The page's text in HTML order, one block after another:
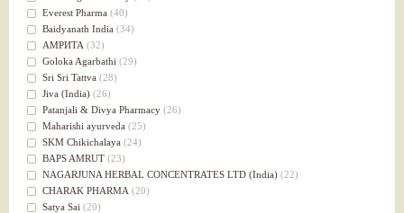
Для глаз(34)
от геморроя(34)
Противовоспалительное
Для Питта доши(32)
Для сердца(32)
Для сосудов головного мозга
Для полости рта(32)
Дефицит железа(31)
Для лица(31)
Употребление в пищу
Ароматерапия(29)
Жаропонижающее(29)
для памяти(28)
Everest Pharma (40)
Baidyanath India (34)
АМРИТА (32)
Goloka Agarbathi (29)
Sri Sri Tattva (28)
Jiva (India) (26)
Patanjali & Divya Pharmacy (26)
Maharishi ayurveda (25)
SKM Chikichalaya (24)
BAPS AMRUT (23)
NAGARJUNA HERBAL CONCENTRATES LTD (India) (22)
CHARAK PHARMA (20)
Satya Sai (20)